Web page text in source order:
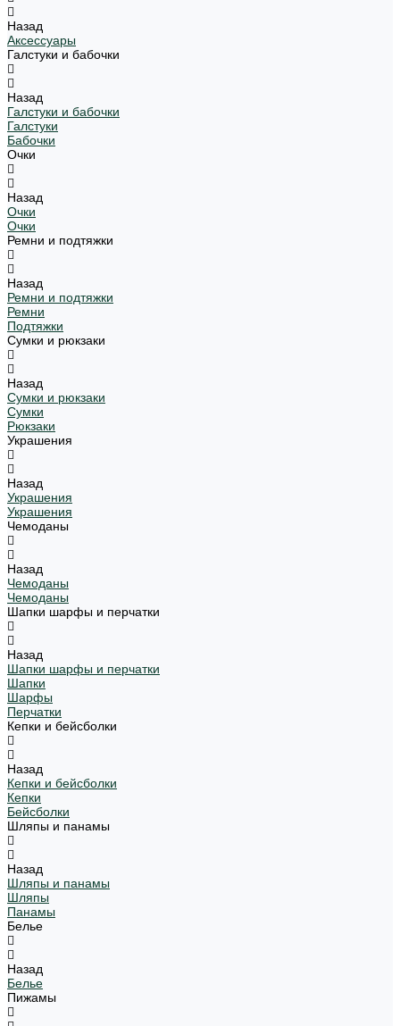
Назад
Аксессуары
Галстуки и бабочки
Назад
Галстуки и бабочки
Галстуки
Бабочки
Очки
Назад
Очки
Очки
Ремни и подтяжки
Назад
Ремни и подтяжки
Ремни
Подтяжки
Сумки и рюкзаки
Назад
Сумки и рюкзаки
Сумки
Рюкзаки
Украшения
Назад
Украшения
Украшения
Чемоданы
Назад
Чемоданы
Чемоданы
Шапки шарфы и перчатки
Назад
Шапки шарфы и перчатки
Шапки
Шарфы
Перчатки
Кепки и бейсболки
Назад
Кепки и бейсболки
Кепки
Бейсболки
Шляпы и панамы
Назад
Шляпы и панамы
Шляпы
Панамы
Белье
Назад
Белье
Пижамы